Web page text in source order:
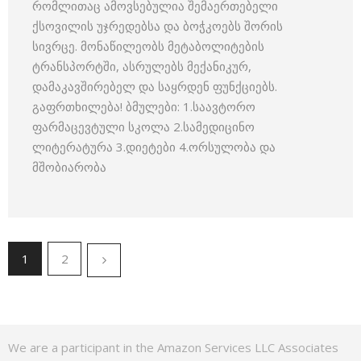
რომლითაც ამოვსებულია შემაერთებელი
ქსოვილის უჯრედებსა და ბოჭკოებს შორის
სივრცე. მონაწილეობს მეტაბოლიტების
ტრანსპორტში, ასრულებს მექანიკურ,
დამაკავშირებელ და საყრდენ ფუნქციებს.
გაფრთხილება! ბმულები: 1.საავტორო
ფარმაცევტული სკოლა 2.სამედიცინო
ლიტერატურა 3.დიეტები 4.ორსულობა და
მშობიარობა
1 2
We are a participant in the Amazon Services LLC Associates